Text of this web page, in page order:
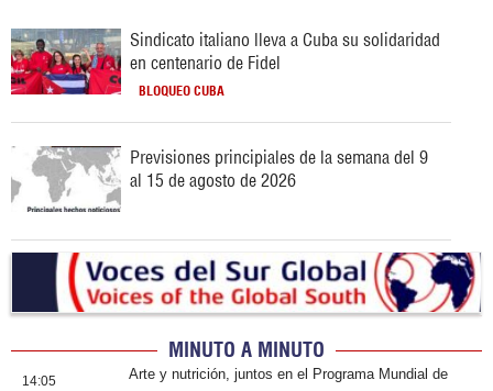
Sindicato italiano lleva a Cuba su solidaridad
en centenario de Fidel
BLOQUEO CUBA
Previsiones principiales de la semana del 9
al 15 de agosto de 2026
MINUTO A MINUTO
14:05
Arte y nutrición, juntos en el Programa Mundial de